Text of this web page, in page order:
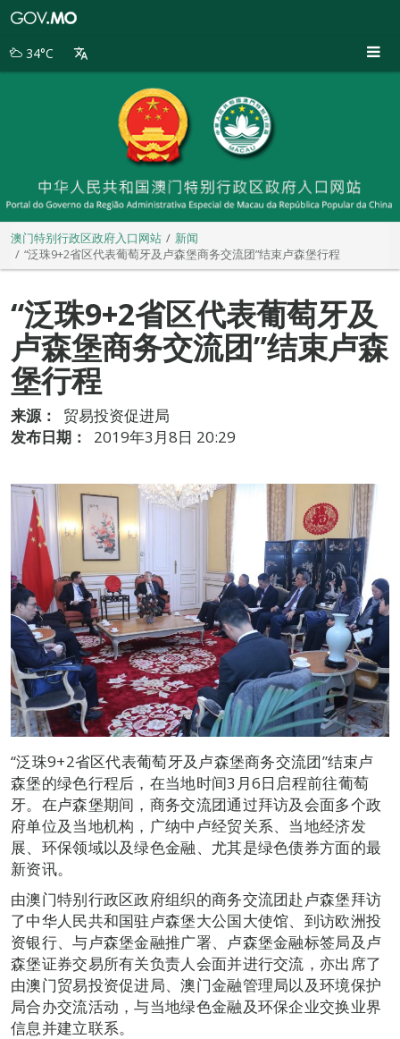
别
34°C
澳门特别行政区政府入口网站
新闻
“泛珠9+2省区代表葡萄牙及卢森堡商务交流团”结束卢森堡行程
“泛珠9+2省区代表葡萄牙及
卢森堡商务交流团”结束卢森
堡行程
来源：
贸易投资促进局
发布日期：
2019年3月8日 20:29
“泛珠9+2省区代表葡萄牙及卢森堡商务交流团”结束卢
森堡的绿色行程后，在当地时间3月6日启程前往葡萄
牙。在卢森堡期间，商务交流团通过拜访及会面多个政
府单位及当地机构，广纳中卢经贸关系、当地经济发
展、环保领域以及绿色金融、尤其是绿色债券方面的最
新资讯。
由澳门特别行政区政府组织的商务交流团赴卢森堡拜访
了中华人民共和国驻卢森堡大公国大使馆、到访欧洲投
资银行、与卢森堡金融推广署、卢森堡金融标签局及卢
森堡证券交易所有关负责人会面并进行交流，亦出席了
由澳门贸易投资促进局、澳门金融管理局以及环境保护
局合办交流活动，与当地绿色金融及环保企业交换业界
信息并建立联系。